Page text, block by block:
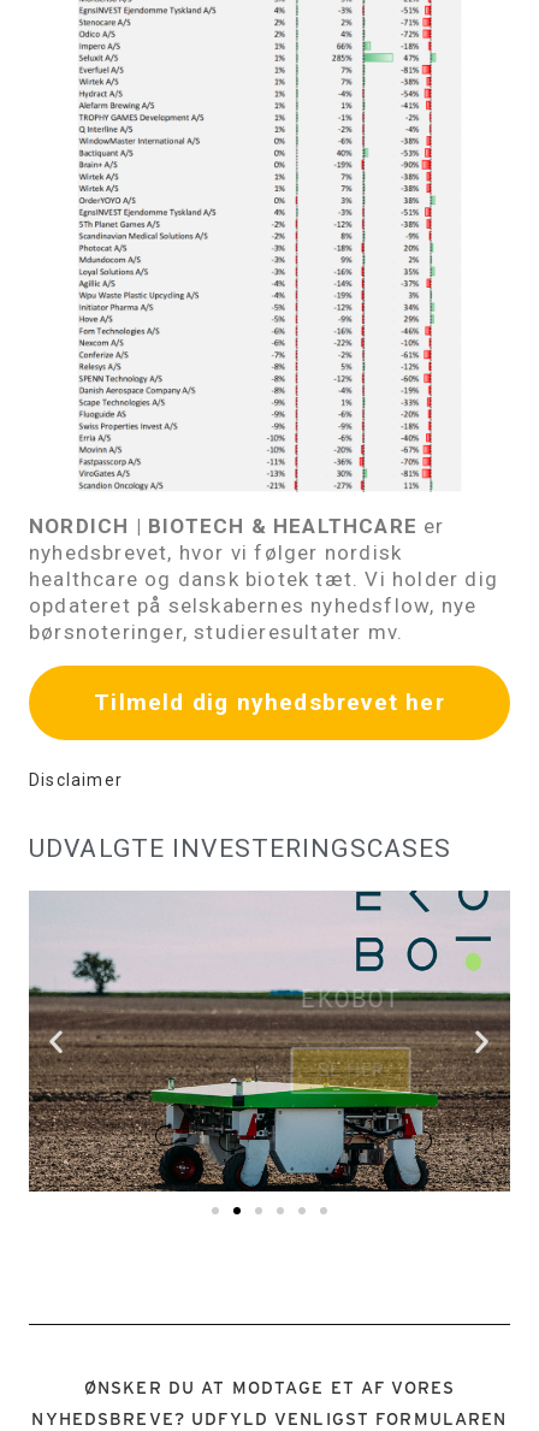
NORDICH | BIOTECH & HEALTHCARE er
nyhedsbrevet, hvor vi følger nordisk
healthcare og dansk biotek tæt. Vi holder dig
opdateret på selskabernes nyhedsflow, nye
børsnoteringer, studieresultater mv.
Tilmeld dig nyhedsbrevet her
Disclaimer
UDVALGTE INVESTERINGSCASES
EKOBOT
SE HER
ØNSKER DU AT MODTAGE ET AF VORES
NYHEDSBREVE? UDFYLD VENLIGST FORMULAREN